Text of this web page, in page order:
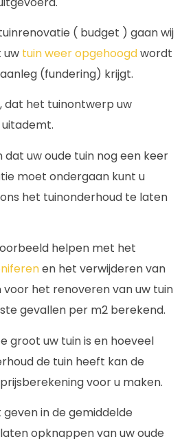
( budget ) gaan wij
uw tuin weer opgehoogdwordt
(fundering) krijgt.
dat het tuinontwerp uw
uw oude tuin nog een keer
moet ondergaan kunt u
het tuinonderhoud te laten
helpen met het
en het verwijderen van
voor het renoveren van uw tuin
gevallen per m2 berekend.
groot uw tuin is en hoeveel
de tuin heeft kan de
voor u maken.
geven in de gemiddelde
opknappen van uw oude